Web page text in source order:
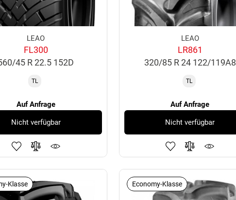
LEAO
FL300
45 R 22.5 152D
TL
Auf Anfrage
Nicht verfügbar
LEAO
LR861
320/85 R 24 122/119A8
TL
Auf Anfrage
Nicht verfügbar
Klasse Economy-Klasse